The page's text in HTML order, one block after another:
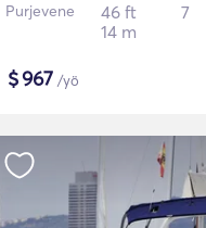
Purjevene
46 ft
14 m
7
$967 /yö